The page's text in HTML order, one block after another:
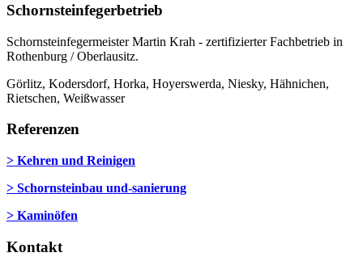
Schornsteinfegerbetrieb
Schornsteinfegermeister Martin Krah - zertifizierter Fachbetrieb in
Rothenburg / Oberlausitz.
Görlitz, Kodersdorf, Horka, Hoyerswerda, Niesky, Hähnichen,
Rietschen, Weißwasser
Referenzen
> Kehren und Reinigen
> Schornsteinbau und-sanierung
> Kaminöfen
Kontakt